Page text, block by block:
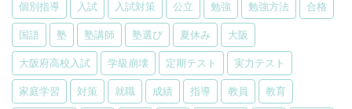
個別指導 入試 入試対策 公立 勉強 勉強方法 合格
国語 塾 塾講師 塾選び 夏休み 大阪
大阪府高校入試 学級崩壊 定期テスト 実力テスト
家庭学習 対策 就職 成績 指導 教員 教育